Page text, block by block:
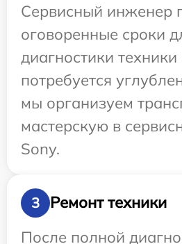
Сервисный инженер
оговоренные сроки
диагностики
потребуется
мы организуем
мастерскую в
Sony.
3
Ремонт техники
После полной